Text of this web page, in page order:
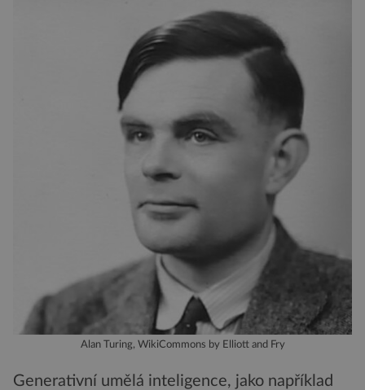
Alan Turing, WikiCommons by Elliott and Fry
Generativní umělá inteligence, jako například